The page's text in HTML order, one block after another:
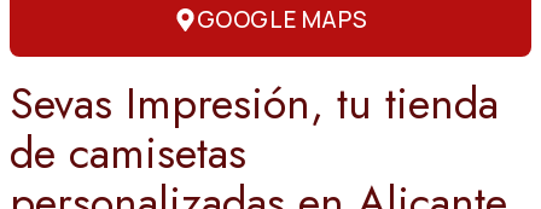
GOOGLE MAPS
Sevas Impresión, tu tienda
de camisetas